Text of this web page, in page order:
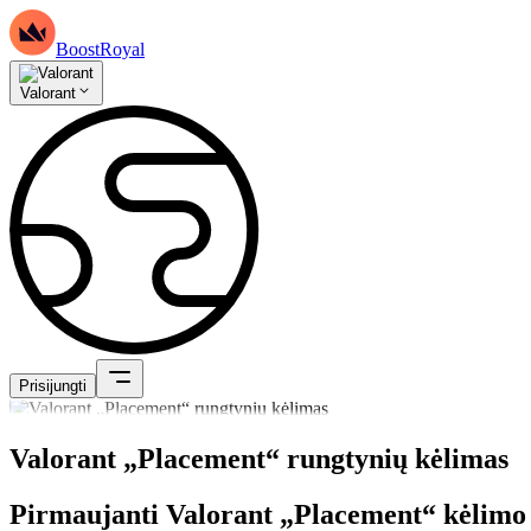
BoostRoyal
Valorant
Prisijungti
Valorant „Placement“ rungtynių kėlimas
Pirmaujanti Valorant „Placement“ kėlimo